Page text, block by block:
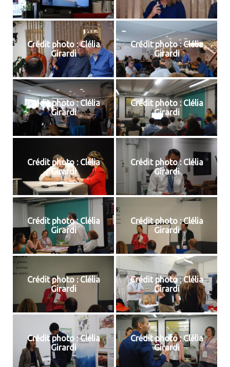
Crédit photo : Clélia
Girardi
Crédit photo : Clélia
Girardi
Crédit photo : Clélia
Girardi
Crédit photo : Clélia
Girardi
Crédit photo : Clélia
Girardi
Crédit photo : Clélia
Girardi
Crédit photo : Clélia
Girardi
Crédit photo : Clélia
Girardi
Crédit photo : Clélia
Girardi
Crédit photo : Clélia
Girardi
Crédit photo : Clélia
Girardi
Crédit photo : Clélia
Girardi